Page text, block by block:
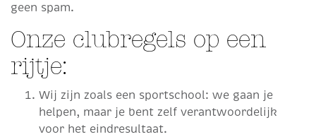
geen spam.
Onze clubregels op een
rijtje:
Wij zijn zoals een sportschool: we gaan je
helpen, maar je bent zelf verantwoordelijk
voor het eindresultaat.